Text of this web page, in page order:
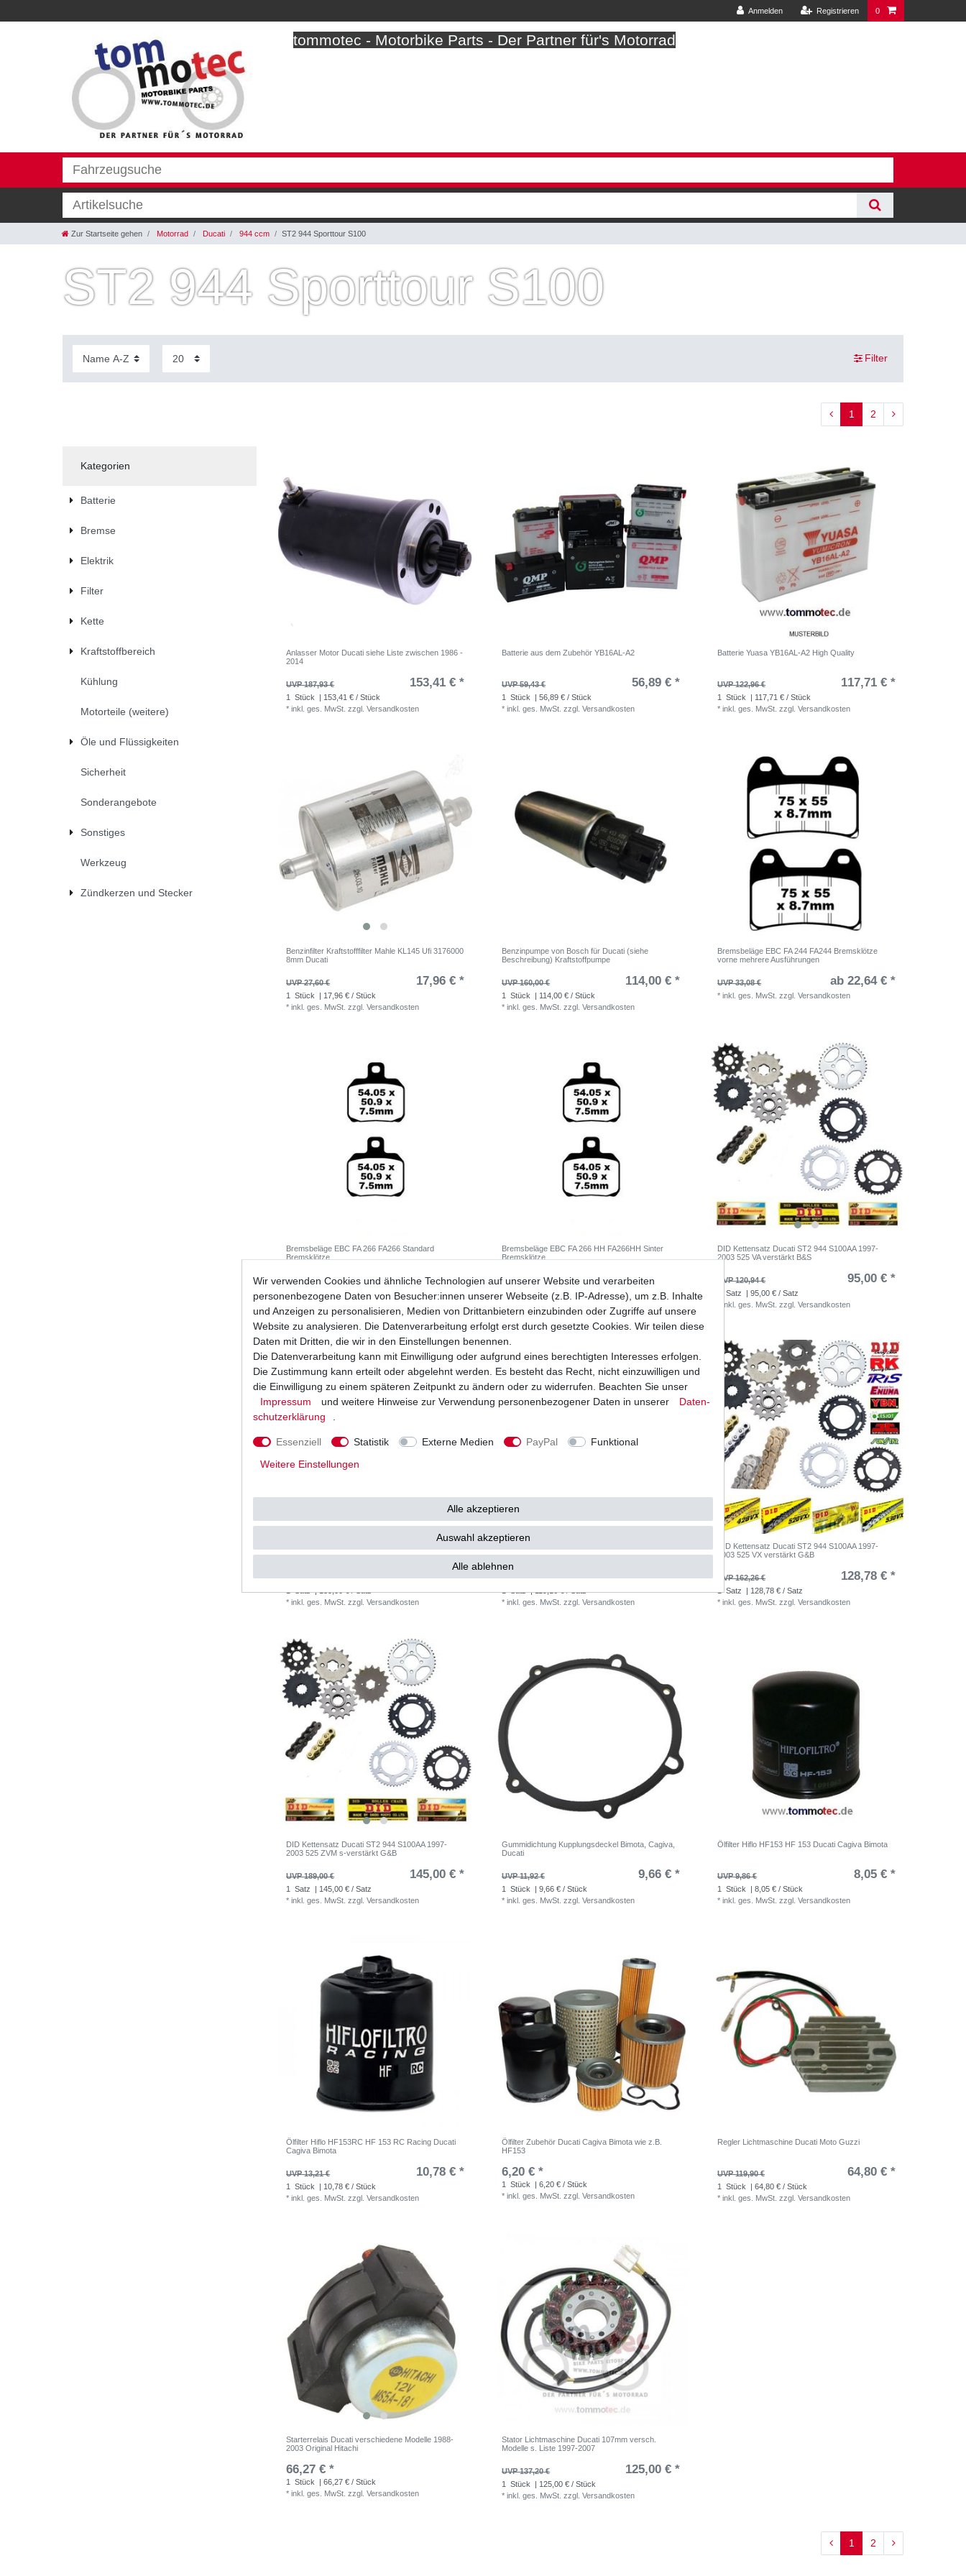
Anmelden Registrieren 0
tommotec - Motorbike Parts - Der Partner für's Motorrad
Zur Startseite gehen Motorrad Ducati 944 ccm ST2 944 Sporttour S100
ST2 944 Sporttour S100
Filter
1 2
Kategorien
Batterie
Bremse
Elektrik
Filter
Kette
Kraftstoffbereich
Kühlung
Motorteile (weitere)
Öle und Flüssigkeiten
Sicherheit
Sonderangebote
Sonstiges
Werkzeug
Zündkerzen und Stecker
Anlasser Motor Ducati siehe Liste zwischen 1986 -
2014
UVP 187,93 € 153,41 € *
1 Stück
| 153,41 € / Stück
*inkl. ges. MwSt. zzgl.Versandkosten
Batterie aus dem Zubehör YB16AL-A2
UVP 59,43 € 56,89 € *
1 Stück
| 56,89 € / Stück
*inkl. ges. MwSt. zzgl.Versandkosten
Batterie Yuasa YB16AL-A2 High Quality
UVP 122,96 € 117,71 € *
1 Stück
| 117,71 € / Stück
*inkl. ges. MwSt. zzgl.Versandkosten
Benzinfilter Kraftstofffilter Mahle KL145 Ufi 3176000
8mm Ducati
UVP 27,60 € 17,96 € *
1 Stück
| 17,96 € / Stück
*inkl. ges. MwSt. zzgl.Versandkosten
Benzinpumpe von Bosch für Ducati (siehe
Beschreibung) Kraftstoffpumpe
UVP 160,00 € 114,00 € *
1 Stück
| 114,00 € / Stück
*inkl. ges. MwSt. zzgl.Versandkosten
Bremsbeläge EBC FA 244 FA244 Bremsklötze
vorne mehrere Ausführungen
UVP 33,08 € ab 22,64 € *
*inkl. ges. MwSt. zzgl.Versandkosten
Bremsbeläge EBC FA 266 FA266 Standard
Bremsklötze
UVP 32,39 € 22,17 € *
1 Satz | 22,17 € / Satz
inkl. ges. MwSt.
Bremsbeläge EBC FA 266 HH FA266HH Sinter
Bremsklötze
UVP 47,84 € 32,74 € *
1 Satz | 32,74 € / Satz
inkl. ges. MwSt. Versandkosten
DID Kettensatz Ducati ST2 944 S100AA 1997-
2003 525 VA verstärkt B&S
UVP 120,94 € 95,00 € *
Satz
| 95,00 € / Satz
inkl. ges. MwSt. zzgl.Versandkosten
2003 525 VM e-verstärkt G&B
UVP 160,00 € 135,00 € *
1 Satz | 135,00 € / Satz
*inkl. ges. MwSt. zzgl.Versandkosten
2003 525 VX verstärkt B&S
UVP 150,14 € 119,16 € *
1 Satz | 119,16 € / Satz
*inkl. ges. MwSt. zzgl.Versandkosten
DID Kettensatz Ducati ST2 944 S100AA 1997-
2003 525 VX verstärkt G&B
UVP 162,26 € 128,78 € *
1 Satz
| 128,78 € / Satz
*inkl. ges. MwSt. zzgl.Versandkosten
DID Kettensatz Ducati ST2 944 S100AA 1997-
2003 525 ZVM s-verstärkt G&B
UVP 189,00 € 145,00 € *
1 Satz
| 145,00 € / Satz
*inkl. ges. MwSt. zzgl.Versandkosten
Gummidichtung Kupplungsdeckel Bimota, Cagiva,
Ducati
UVP 11,92 € 9,66 € *
1 Stück
| 9,66 € / Stück
*inkl. ges. MwSt. zzgl.Versandkosten
Ölfilter Hiflo HF153 HF 153 Ducati Cagiva Bimota
UVP 9,86 € 8,05 € *
1 Stück
| 8,05 € / Stück
*inkl. ges. MwSt. zzgl.Versandkosten
Ölfilter Hiflo HF153RC HF 153 RC Racing Ducati
Cagiva Bimota
UVP 13,21 € 10,78 € *
1 Stück
| 10,78 € / Stück
*inkl. ges. MwSt. zzgl.Versandkosten
Ölfilter Zubehör Ducati Cagiva Bimota wie z.B.
HF153
6,20 € *
1 Stück
| 6,20 € / Stück
*inkl. ges. MwSt. zzgl.Versandkosten
Regler Lichtmaschine Ducati Moto Guzzi
UVP 119,90 € 64,80 € *
1 Stück
| 64,80 € / Stück
*inkl. ges. MwSt. zzgl.Versandkosten
Starterrelais Ducati verschiedene Modelle 1988-
2003 Original Hitachi
66,27 € *
1 Stück
| 66,27 € / Stück
*inkl. ges. MwSt. zzgl.Versandkosten
Stator Lichtmaschine Ducati 107mm versch.
Modelle s. Liste 1997-2007
UVP 137,20 € 125,00 € *
1 Stück
| 125,00 € / Stück
*inkl. ges. MwSt. zzgl.Versandkosten
1 2
Wir verwenden Cookies und ähnliche Technologien auf unserer Website und verarbeiten
personenbezogene Daten von Besucher:innen unserer Webseite (z.B. IP-Adresse), um z.B. Inhalte
und Anzeigen zu personalisieren, Medien von Drittanbietern einzubinden oder Zugriffe auf unsere
Website zu analysieren. Die Datenverarbeitung erfolgt erst durch gesetzte Cookies. Wir teilen diese
Daten mit Dritten, die wir in den Einstellungen benennen.
Die Datenverarbeitung kann mit Einwilligung oder aufgrund eines berechtigten Interesses erfolgen.
Die Zustimmung kann erteilt oder abgelehnt werden. Es besteht das Recht, nicht einzuwilligen und
die Einwilligung zu einem späteren Zeitpunkt zu ändern oder zu widerrufen. Beachten Sie unser
Impressum
und weitere Hinweise zur Verwendung personenbezogener Daten in unserer
Daten­
schutz­erklärung
Essenziell Statistik Externe Medien PayPal
Funktional
Weitere Einstellungen
Alle akzeptieren
Auswahl akzeptieren
Alle ablehnen